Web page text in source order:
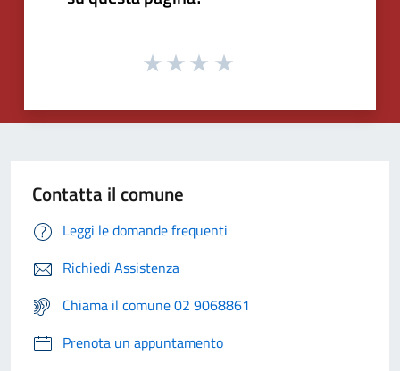
Contatta il comune
Leggi le domande frequenti
Richiedi Assistenza
Chiama il comune 02 9068861
Prenota un appuntamento